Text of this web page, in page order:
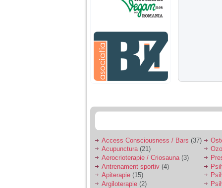
de implinirea
profesionala, cand ea
era mica am neglijat-
agresiva, orice
greseala era taxata cu
o palma sau pedepse.
De 4 ani am o relatie
serioasa cu un barbat
sa se manifeste o
Ma aflu aici pentru ca
vreau sa stiu daca am
nevoie de un psiholog
sau psihiatru.
Access Consciousness / Bars (37)
Acupunctura(21)
Aerocrioterapie / Criosauna (3)
Antrenament sportiv (4)
Apiterapie (15)
Argiloterapie (2)